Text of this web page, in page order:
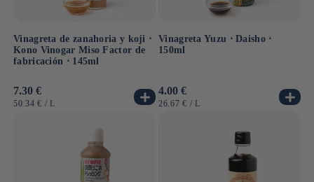
Vinagreta de zanahoria y koji ⋅
Kono Vinogar Miso Factor de
fabricación ⋅ 145ml
Precio
habitual
7.30 €
PRECIO
50.34 € / POR
L
Vinagreta Yuzu ⋅ Daisho ⋅
150ml
Precio
habitual
4.00 €
PRECIO
26.67 € / POR
L